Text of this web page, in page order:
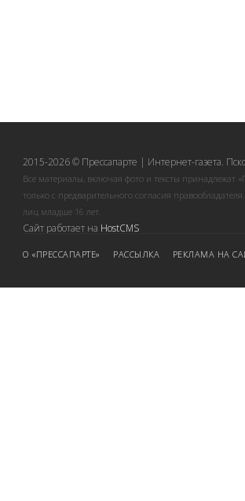
2015-2026 © Прессапарте | Интернет-газета.
Все материалы, включая фото и тексты принадлежат
только с предварительного согласия
лиц младше 16 лет.
Сайт работает на HostCMS
О «ПРЕССАПАРТЕ» РАССЫЛКА РЕКЛАМА НА